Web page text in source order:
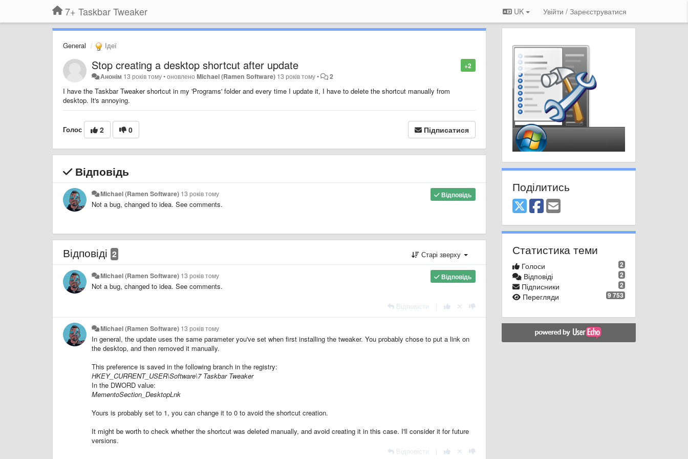
7+ Taskbar Tweaker UK Увійти / Зареєструватися
General Ідеї
+2
Stop creating a desktop shortcut after update
Анонім 13 років тому•оновленоMichael (Ramen Software) 13 років тому• 2
I have the Taskbar Tweaker shortcut in my 'Programs' folder and every time I update it, I have to delete the shortcut manually from
desktop. It's annoying.
Голос 2 0 Підписатися
Відповідь
Відповідь
Michael (Ramen Software) 13 років тому
Not a bug, changed to idea. See comments.
Відповіді 2 Старі зверху
Відповідь
Michael (Ramen Software) 13 років тому
Not a bug, changed to idea. See comments.
Відповісти
Michael (Ramen Software) 13 років тому
In general, the update uses the same parameter you've set when first installing the tweaker. You probably chose to put a link on
the desktop, and then removed it manually.
This preference is saved in the following branch in the registry:
HKEY_CURRENT_USER\Software\7 Taskbar Tweaker
In the DWORD value:
MementoSection_DesktopLnk
Yours is probably set to 1, you can change it to 0 to avoid the shortcut creation.
It might be worth to check whether the shortcut was deleted manually, and avoid creating it in this case. I'll consider it for future
versions.
Відповісти
Поділитись
Статистика теми
2
Голоси
2
Відповіді
2
Підписники
9 753
Перегляди